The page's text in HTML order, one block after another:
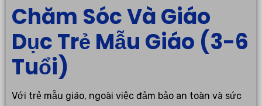
Chăm Sóc Và Giáo
Dục Trẻ Mẫu Giáo (3-6
Tuổi)
Với trẻ mẫu giáo, ngoài việc đảm bảo an toàn và sức